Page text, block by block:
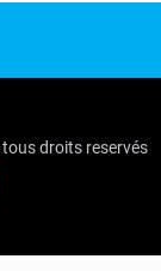
tous droits reservés